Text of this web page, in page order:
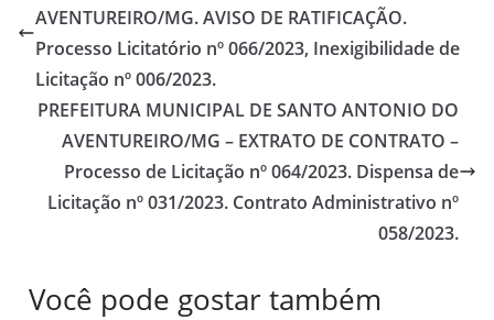
AVENTUREIRO/MG. AVISO DE RATIFICAÇÃO.
Processo Licitatório nº 066/2023, Inexigibilidade de
Licitação nº 006/2023.
PREFEITURA MUNICIPAL DE SANTO ANTONIO DO
AVENTUREIRO/MG – EXTRATO DE CONTRATO –
Processo de Licitação nº 064/2023. Dispensa de
Licitação nº 031/2023. Contrato Administrativo nº
058/2023.
Você pode gostar também